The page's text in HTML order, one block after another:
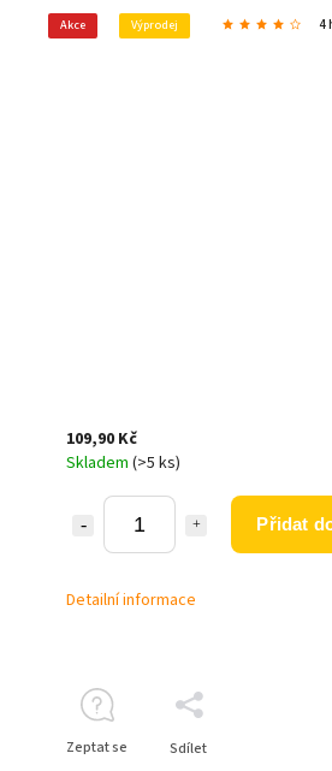
Akce Výprodej 4
109,90 Kč
Skladem (>5 ks)
Přidat
Detailní informace
Zeptat se Sdílet